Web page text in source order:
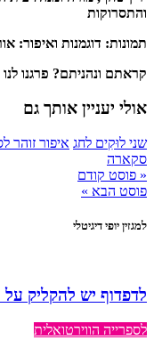
והתסרוקות
תמונות: דוגמנות ואיפור:
קראתם ונהניתם? פרגנו
אולי יעניין אותך גם
שני לוּקִים לחג איפור זוהר
סקארה
« פוסט קודם
פוסט הבא »
למגזין יופי דיגיטלי
לדפדוף יש להקליק על
לספרייה הווירטואלית